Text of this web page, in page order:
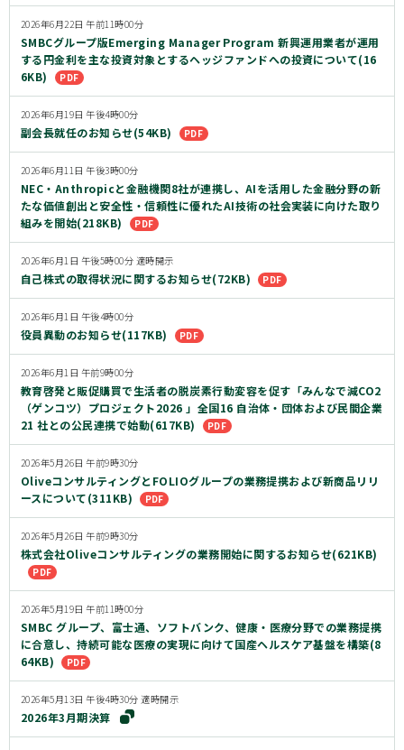
2026年6月22日 午前11時00分
SMBCグループ版Emerging Manager Program 新興運用業者が運用
する円金利を主な投資対象とするヘッジファンドへの投資について(16
6KB)
2026年6月19日 午後4時00分
副会長就任のお知らせ(54KB)
2026年6月11日 午後3時00分
NEC・Anthropicと金融機関8社が連携し、AIを活用した金融分野の新
たな価値創出と安全性・信頼性に優れたAI技術の社会実装に向けた取り
組みを開始(218KB)
2026年6月1日 午後5時00分 適時開示
自己株式の取得状況に関するお知らせ(72KB)
2026年6月1日 午後4時00分
役員異動のお知らせ(117KB)
2026年6月1日 午前9時00分
教育啓発と販促購買で生活者の脱炭素行動変容を促す「みんなで減CO2
（ゲンコツ）プロジェクト2026 」全国16 自治体・団体および民間企業
21 社との公民連携で始動(617KB)
2026年5月26日 午前9時30分
OliveコンサルティングとFOLIOグループの業務提携および新商品リリ
ースについて(311KB)
2026年5月26日 午前9時30分
株式会社Oliveコンサルティングの業務開始に関するお知らせ(621KB)
2026年5月19日 午前11時00分
SMBC グループ、富士通、ソフトバンク、健康・医療分野での業務提携
に合意し、持続可能な医療の実現に向けて国産ヘルスケア基盤を構築(8
64KB)
2026年5月13日 午後4時30分 適時開示
2026年3月期決算